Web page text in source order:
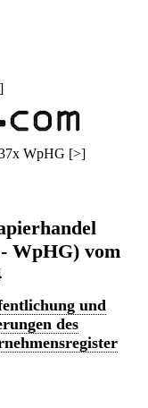
WpHG [>]
WpHG) vom
und
des